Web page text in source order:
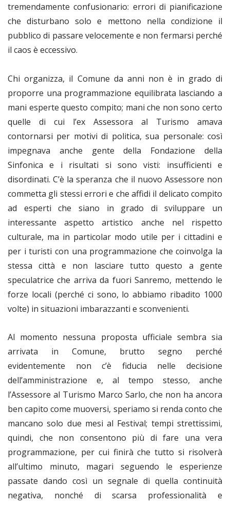
tremendamente confusionario: errori di pianificazione
che disturbano solo e mettono nella condizione il
pubblico di passare velocemente e non fermarsi perché
il caos è eccessivo.
Chi organizza, il Comune da anni non è in grado di
proporre una programmazione equilibrata lasciando a
mani esperte questo compito; mani che non sono certo
quelle di cui l’ex Assessora al Turismo amava
contornarsi per motivi di politica, sua personale: così
impegnava anche gente della Fondazione della
Sinfonica e i risultati si sono visti: insufficienti e
disordinati. C’è la speranza che il nuovo Assessore non
commetta gli stessi errori e che affidi il delicato compito
ad esperti che siano in grado di sviluppare un
interessante aspetto artistico anche nel rispetto
culturale, ma in particolar modo utile per i cittadini e
per i turisti con una programmazione che coinvolga la
stessa città e non lasciare tutto questo a gente
speculatrice che arriva da fuori Sanremo, mettendo le
forze locali (perché ci sono, lo abbiamo ribadito 1000
volte) in situazioni imbarazzanti e sconvenienti.
Al momento nessuna proposta ufficiale sembra sia
arrivata in Comune, brutto segno perché
evidentemente non c’è fiducia nelle decisione
dell’amministrazione e, al tempo stesso, anche
l’Assessore al Turismo Marco Sarlo, che non ha ancora
ben capito come muoversi, speriamo si renda conto che
mancano solo due mesi al Festival; tempi strettissimi,
quindi, che non consentono più di fare una vera
programmazione, per cui finirà che tutto si risolverà
all’ultimo minuto, magari seguendo le esperienze
passate dando così un segnale di quella continuità
negativa, nonché di scarsa professionalità e